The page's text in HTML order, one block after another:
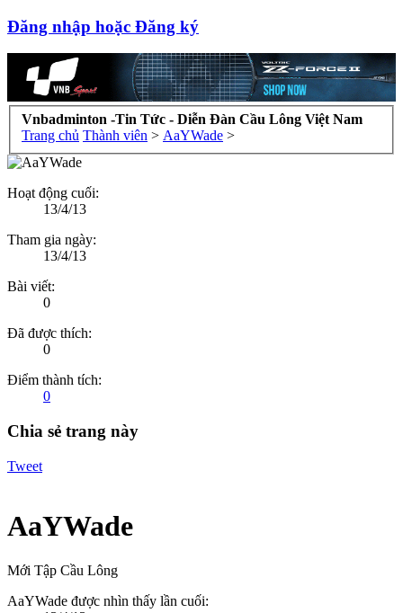
Đăng nhập hoặc Đăng ký
Vnbadminton -Tin Tức - Diễn Đàn Cầu Lông Việt Nam
Trang chủ Thành viên > AaYWade >
Hoạt động cuối:
13/4/13
Tham gia ngày:
13/4/13
Bài viết:
0
Đã được thích:
0
Điểm thành tích:
0
Chia sẻ trang này
Tweet
AaYWade
Mới Tập Cầu Lông
AaYWade được nhìn thấy lần cuối: